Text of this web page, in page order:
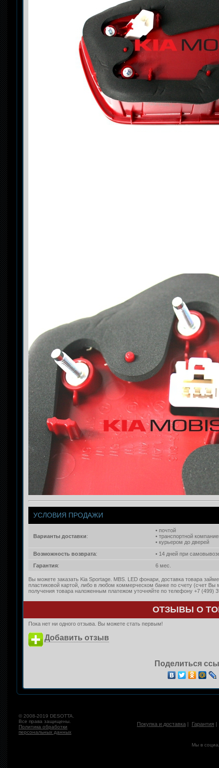
УСЛОВИЯ ПРОДАЖИ
Варианты доставки:
• почтой
• транспортной
• курьером до дверей
Возможность возврата:
• 14 дней при
Гарантия: 6 мес.
Вы можете заказать Kia Sportage. MBS. LED фонари, доставка товара
пластиковой картой, либо в любом коммерческом банке по счету (счет
получения товара наложенным платежом уточняйте по телефону +7 (499)
ОТЗЫВЫ О
Пока нет ни одного отзыва. Вы можете стать первым!
Добавить отзыв
Поделиться
© 2008-2019 DESOTTA.
Все права защищены.
Политика обработки
персональных данных
Покупка и доставка | Гарантия
Мы в